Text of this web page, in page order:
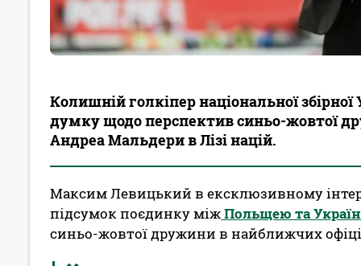
Колишній голкіпер національної
думку щодо перспектив синьо-жовтої
Андреа Мальдери в Лізі націй.
Максим Левицький в ексклюзивному
підсумок поєдинку міжПольщею та
синьо-жовтої дружини в найближчих